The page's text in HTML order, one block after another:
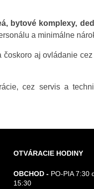
bytové komplexy,
a minimálne
čoskoro aj ovládanie
cez servis a
OTVÁRACIE HODINY
OBCHOD - PO-PIA 7:30
15:30